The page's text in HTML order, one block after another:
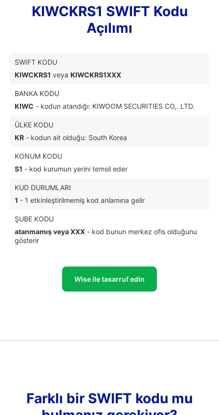
KIWCKRS1 SWIFT Kodu
Açılımı
SWIFT KODU
KIWCKRS1 veya KIWCKRS1XXX
BANKA KODU
KIWC - kodun atandığı: KIWOOM SECURITIES CO,. LTD.
ÜLKE KODU
KR - kodun ait olduğu: South Korea
KONUM KODU
S1 - kod kurumun yerini temsil eder
KUD DURUMLARI
1 - 1 etkinleştirilmemiş kod anlamına gelir
ŞUBE KODU
atanmamış veya XXX - kod bunun merkez ofis olduğunu
gösterir
Wise ile tasarruf edin
Farklı bir SWIFT kodu mu